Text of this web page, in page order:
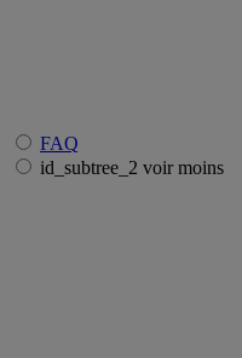
FAQ
id_subtree_2 voir moins